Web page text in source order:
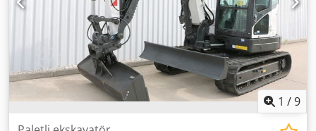
24V Batarya amper saati: 60Ah Batarya tipi: Lityum-iyon
Batarya üretim yılı: 2026 Batarya durumu: %80 - 100 CE
Sertifikası, Bakım gerektirmeyen lityum iyon batarya 24 V
1 /9